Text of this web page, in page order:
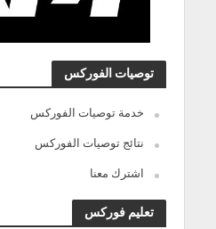
توصيات الفوركس
خدمة توصيات الفوركس
نتائج توصيات الفوركس
اشترك معنا
تعليم فوركس